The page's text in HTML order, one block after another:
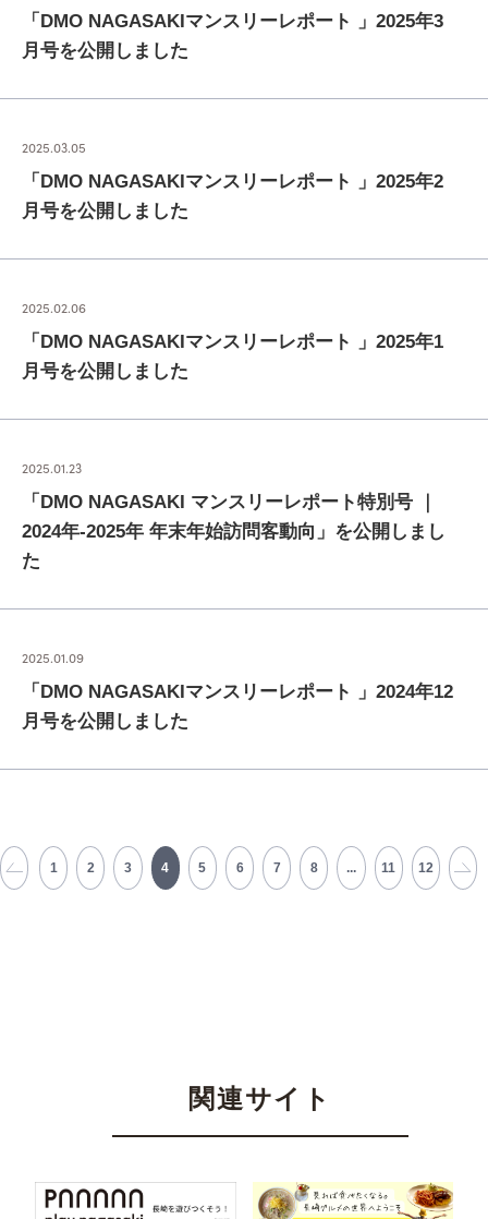
「DMO NAGASAKIマンスリーレポート 」2025年3
月号を公開しました
2025.03.05
「DMO NAGASAKIマンスリーレポート 」2025年2
月号を公開しました
2025.02.06
「DMO NAGASAKIマンスリーレポート 」2025年1
月号を公開しました
2025.01.23
「DMO NAGASAKI マンスリーレポート特別号 ｜
2024年-2025年 年末年始訪問客動向」を公開しまし
た
2025.01.09
「DMO NAGASAKIマンスリーレポート 」2024年12
月号を公開しました
1 2 3 4 5 6 7 8 ... 11 12
関連サイト